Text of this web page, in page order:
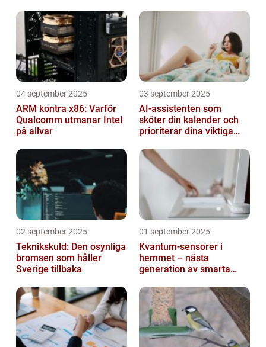
04 september 2025
ARM kontra x86: Varför
Qualcomm utmanar Intel
på allvar
03 september 2025
AI-assistenten som
sköter din kalender och
prioriterar dina viktiga
02 september 2025
Teknikskuld: Den osynliga
bromsen som håller
Sverige tillbaka
01 september 2025
Kvantum-sensorer i
hemmet – nästa
generation av smarta